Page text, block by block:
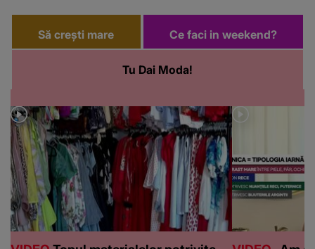
Să crești mare
Tu Dai Moda!
Ce faci in weekend?